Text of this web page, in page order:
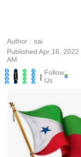
Author : sai
Published Apr 16, 2022
AM
| Follow
Us